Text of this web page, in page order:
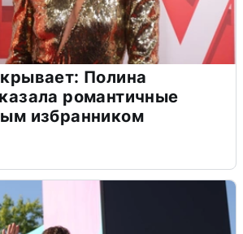
Полина
романтичные
избранником